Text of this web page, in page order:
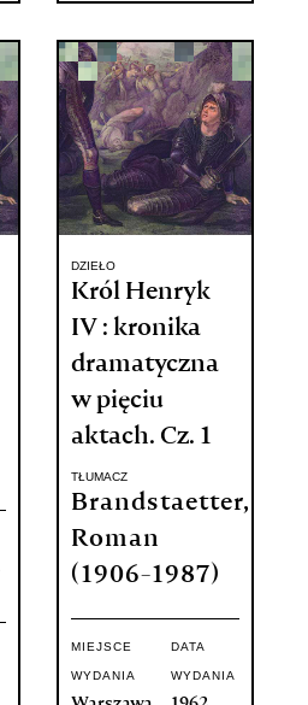
DZIEŁO
Król Henryk
IV : kronika
dramatyczna
w pięciu
aktach. Cz. 1
TŁUMACZ
Brandstaetter,
Roman
(1906-1987)
MIEJSCE
WYDANIA
DATA
WYDANIA